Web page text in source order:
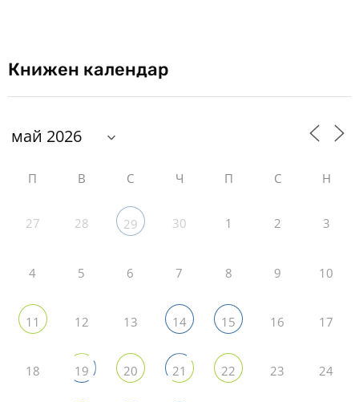
Книжен календар
П В С Ч П С Н
27 28 29 30 1 2 3
4 5 6 7 8 9 10
11 12 13 14 15 16 17
18 19 20 21 22 23 24